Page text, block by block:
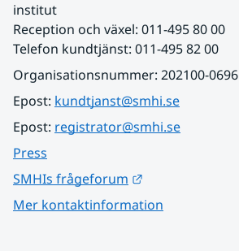
institut
Reception och växel: 011-495 80 00
Telefon kundtjänst: 011-495 82 00
Organisationsnummer: 202100-0696
Epost: kundtjanst@smhi.se
Epost: registrator@smhi.se
Press
SMHIs frågeforum
Mer kontaktinformation